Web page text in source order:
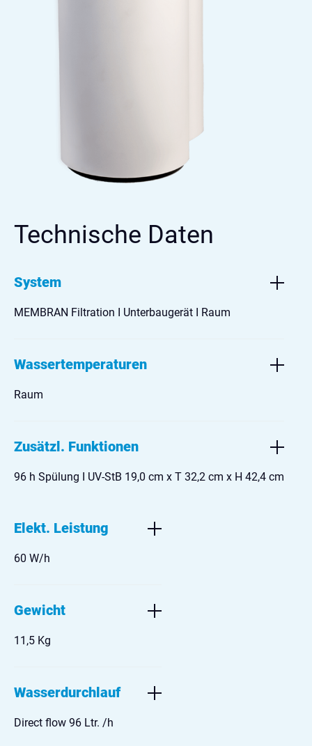
Technische Daten
System
MEMBRAN Filtration I Unterbaugerät I Raum
Wassertemperaturen
Raum
Zusätzl. Funktionen
96 h Spülung I UV-StB 19,0 cm x T 32,2 cm x H 42,4 cm
Elekt. Leistung
60 W/h
Gewicht
11,5 Kg
Wasserdurchlauf
Direct flow 96 Ltr. /h